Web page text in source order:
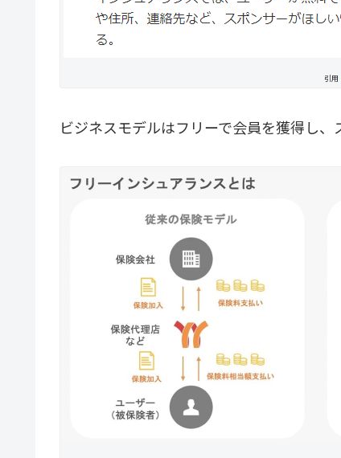
引用
ビジネスモデルはフリーで会員を獲得し